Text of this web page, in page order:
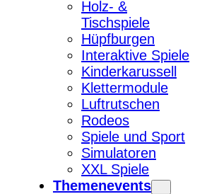
Holz- &
Tischspiele
Hüpfburgen
Interaktive Spiele
Kinderkarussell
Klettermodule
Luftrutschen
Rodeos
Spiele und Sport
Simulatoren
XXL Spiele
Themenevents